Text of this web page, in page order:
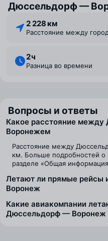
Дюссельдорф —
2 228 км
Расстояние между
2 ⁠ч
Разница во времени
Вопросы и ответы
Какое расстояние
Воронежем
Расстояние между
км. Больше подробностей
разделе «Общая
Летают ли прямые рейсы
Воронеж
Какие авиакомпании
Дюссельдорф — Воронеж